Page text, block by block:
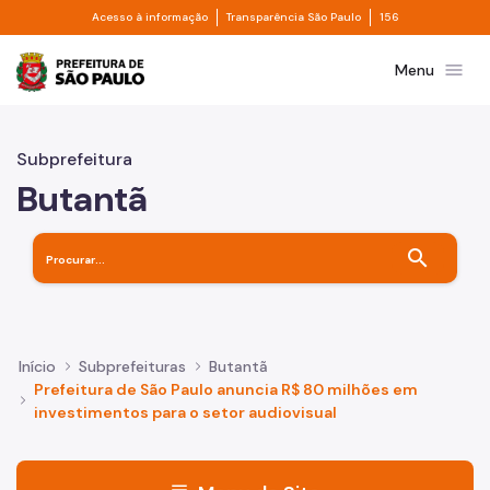
Pular para o Conteúdo principal
Acesso à informação Divisor de acesso à informação
Transparência São Paulo Divisor de
156
Prefeitura de São PauloMenu menu
Subprefeitura
Butantã
search
Início Subprefeituras
Butantã
Prefeitura de São Paulo anuncia R$ 80 milhões em
investimentos para o setor audiovisual